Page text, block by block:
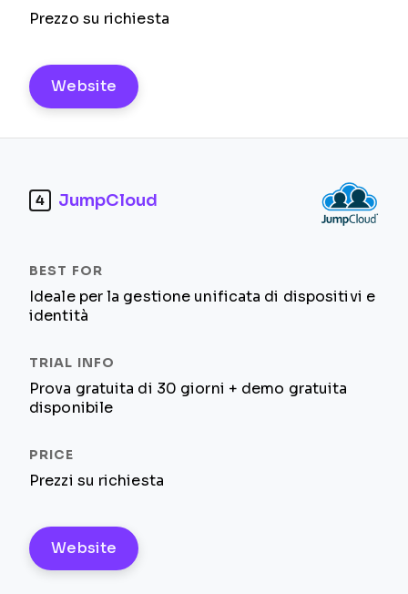
Prezzo su richiesta
Website
4 JumpCloud
Ideale per la gestione unificata di dispositivi e
identità
Prova gratuita di 30 giorni + demo gratuita
disponibile
Prezzi su richiesta
Website